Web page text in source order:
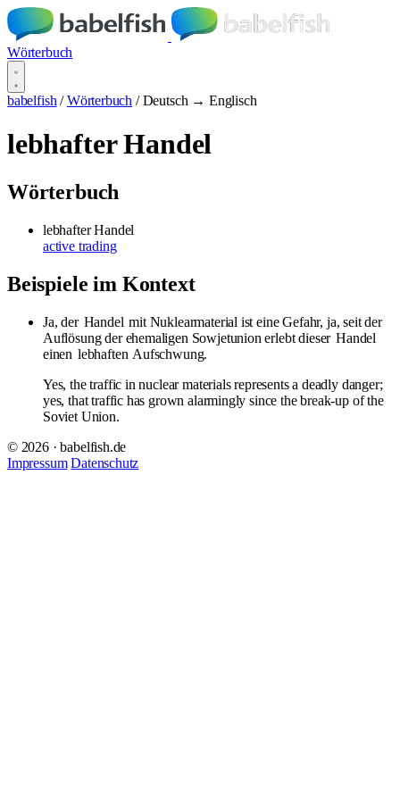
Wörterbuch
babelfish / Wörterbuch / Deutsch → Englisch
lebhafter Handel
Wörterbuch
lebhafter Handel
active trading
Beispiele im Kontext
Ja, der Handel mit Nuklearmaterial ist eine Gefahr, ja, seit der
Auflösung der ehemaligen Sowjetunion erlebt dieser Handel
einen lebhaften Aufschwung.
Yes, the traffic in nuclear materials represents a deadly danger;
yes, that traffic has grown alarmingly since the break-up of the
Soviet Union.
© 2026 · babelfish.de
Impressum Datenschutz